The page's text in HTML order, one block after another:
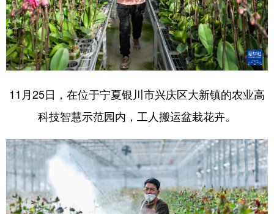
11月25日，在位于宁夏银川市兴庆区大新镇的农业高
科技智慧示范园内，工人搬运盆栽花卉。